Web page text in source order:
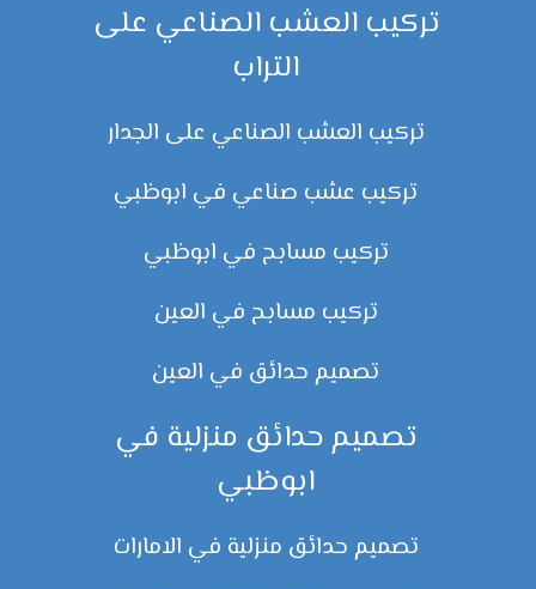
تركيب العشب الصناعي على
التراب
تركيب العشب الصناعي على الجدار
تركيب عشب صناعي في ابوظبي
تركيب مسابح في ابوظبي
تركيب مسابح في العين
تصميم حدائق في العين
تصميم حدائق منزلية في
ابوظبي
تصميم حدائق منزلية في الامارات